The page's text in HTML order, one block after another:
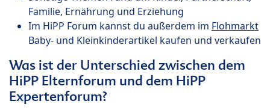
Familie, Ernährung und Erziehung
Im HiPP Forum kannst du außerdem im Flohmarkt
Baby- und Kleinkinderartikel kaufen und verkaufen
Was ist der Unterschied zwischen dem
HiPP Elternforum und dem HiPP
Expertenforum?